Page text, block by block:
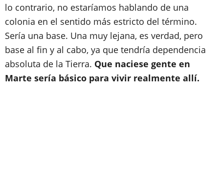
lo contrario, no estaríamos hablando de una
colonia en el sentido más estricto del término.
Sería una base. Una muy lejana, es verdad, pero
base al fin y al cabo, ya que tendría dependencia
absoluta de la Tierra. Que naciese gente en
Marte sería básico para vivir realmente allí.